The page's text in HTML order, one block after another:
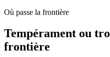
Où passe la frontière
Tempérament ou
frontière